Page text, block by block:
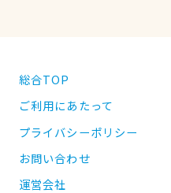
総合TOP
ご利用にあたって
プライバシーポリシー
お問い合わせ
運営会社